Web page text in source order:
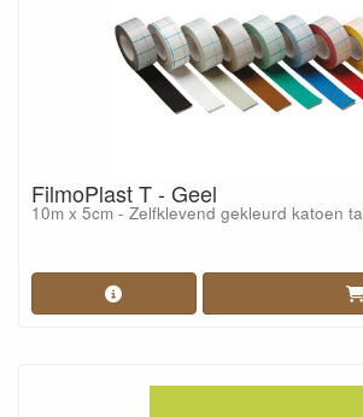
FilmoPlast T - Geel
10m x 5cm - Zelfklevend gekleurd katoen